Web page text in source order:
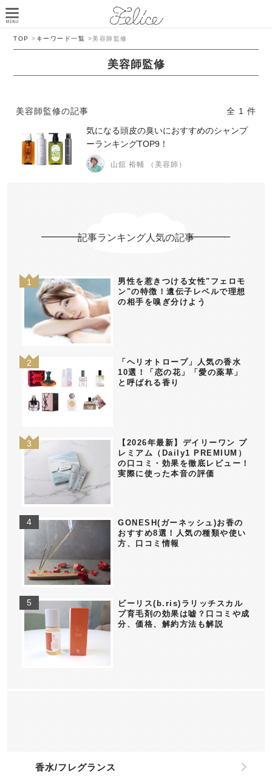
TOP > キーワード一覧 >美容師監修
美容師監修
美容師監修の記事
全 1 件
気になる頭皮の臭いにおすすめのシャンプ
ーランキングTOP9！
山舘 裕輔 （美容師）
記事ランキング人気の記事
男性を惹きつける女性"フェロモ
ン"の特徴！遺伝子レベルで理想
の相手を嗅ぎ分けよう
「ヘリオトロープ」人気の香水
10選！「恋の花」「愛の薬草」
と呼ばれる香り
【2026年最新】デイリーワン プ
レミアム（Daily1 PREMIUM）
の口コミ・効果を徹底レビュー！
実際に使った本音の評価
GONESH(ガーネッシュ)お香の
おすすめ8選！人気の種類や使い
方、口コミ情報
ビーリス(b.ris)ラリッチスカル
プ育毛剤の効果は嘘？口コミや成
分、価格、解約方法も解説
香水/フレグランス